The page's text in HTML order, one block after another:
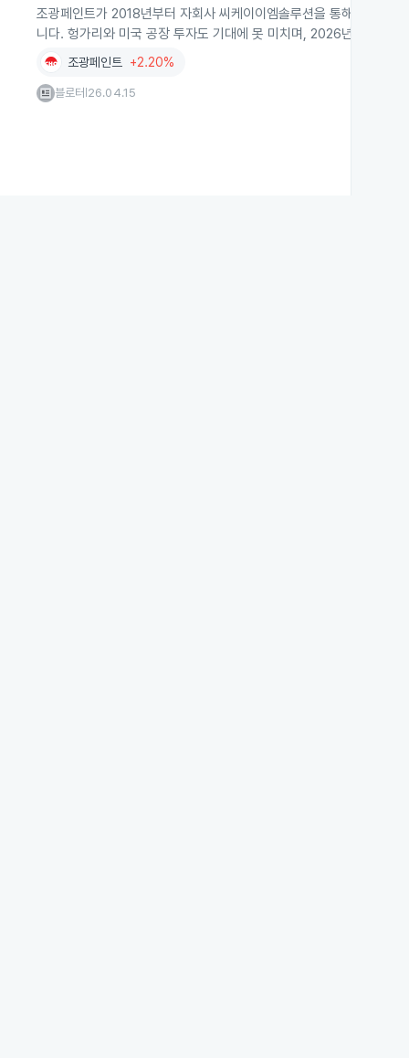
조광페인트가 2018년부터 자회사 씨케이이엠솔루션을 통해 추진한
니다. 헝가리와 미국 공장 투자도 기대에 못 미치며, 2026년에는 메
조광페인트 +2.20%
블로터 26.04.15